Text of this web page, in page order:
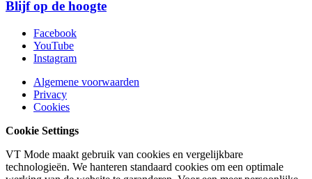
Blijf op de hoogte
Facebook
YouTube
Instagram
Algemene voorwaarden
Privacy
Cookies
Cookie Settings
VT Mode maakt gebruik van cookies en vergelijkbare
technologieën. We hanteren standaard cookies om een optimale